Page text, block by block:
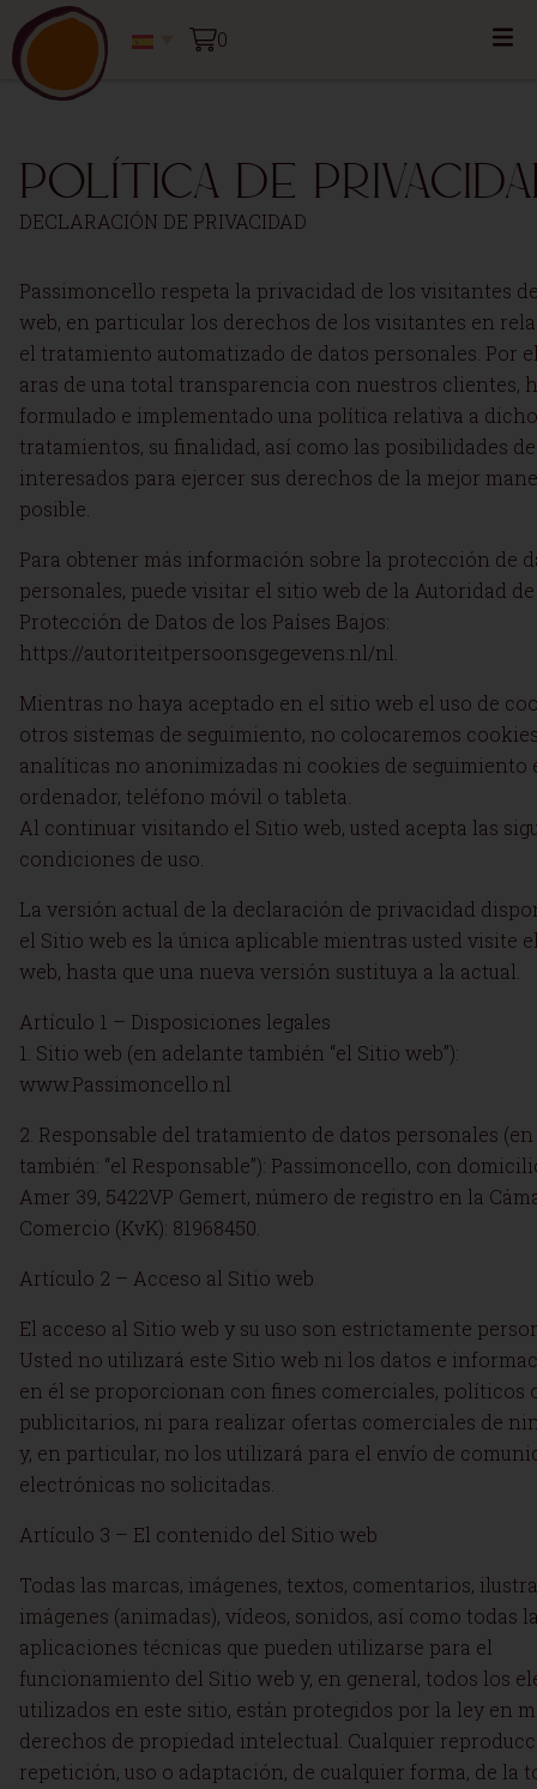
0
Política de
DECLARACIÓN DE PRIVACIDAD
Passimoncello respeta la privacidad de los visitantes
web, en particular los derechos de los visitantes en
el tratamiento automatizado de datos personales. Por
aras de una total transparencia con nuestros clientes,
formulado e implementado una política relativa a
tratamientos, su finalidad, así como las posibilidades
interesados para ejercer sus derechos de la mejor
posible.
Para obtener más información sobre la protección de
personales, puede visitar el sitio web de la Autoridad de
Protección de Datos de los Países Bajos:
https://autoriteitpersoonsgegevens.nl/nl.
Mientras no haya aceptado en el sitio web el uso de
otros sistemas de seguimiento, no colocaremos
analíticas no anonimizadas ni cookies de seguimiento
ordenador, teléfono móvil o tableta.
Al continuar visitando el Sitio web, usted acepta las
condiciones de uso.
La versión actual de la declaración de privacidad
el Sitio web es la única aplicable mientras usted visite
web, hasta que una nueva versión sustituya a la actual.
Artículo 1 – Disposiciones legales
1. Sitio web (en adelante también “el Sitio web”):
www.Passimoncello.nl
2. Responsable del tratamiento de datos personales
también: “el Responsable”): Passimoncello, con
Amer 39, 5422VP Gemert, número de registro en la
Comercio (KvK): 81968450.
Artículo 2 – Acceso al Sitio web
El acceso al Sitio web y su uso son estrictamente
Usted no utilizará este Sitio web ni los datos e
en él se proporcionan con fines comerciales, políticos
publicitarios, ni para realizar ofertas comerciales de
y, en particular, no los utilizará para el envío de
electrónicas no solicitadas.
Artículo 3 – El contenido del Sitio web
Todas las marcas, imágenes, textos, comentarios,
imágenes (animadas), vídeos, sonidos, así como todas
aplicaciones técnicas que pueden utilizarse para el
funcionamiento del Sitio web y, en general, todos los
utilizados en este sitio, están protegidos por la ley en
derechos de propiedad intelectual. Cualquier
repetición, uso o adaptación, de cualquier forma, de la